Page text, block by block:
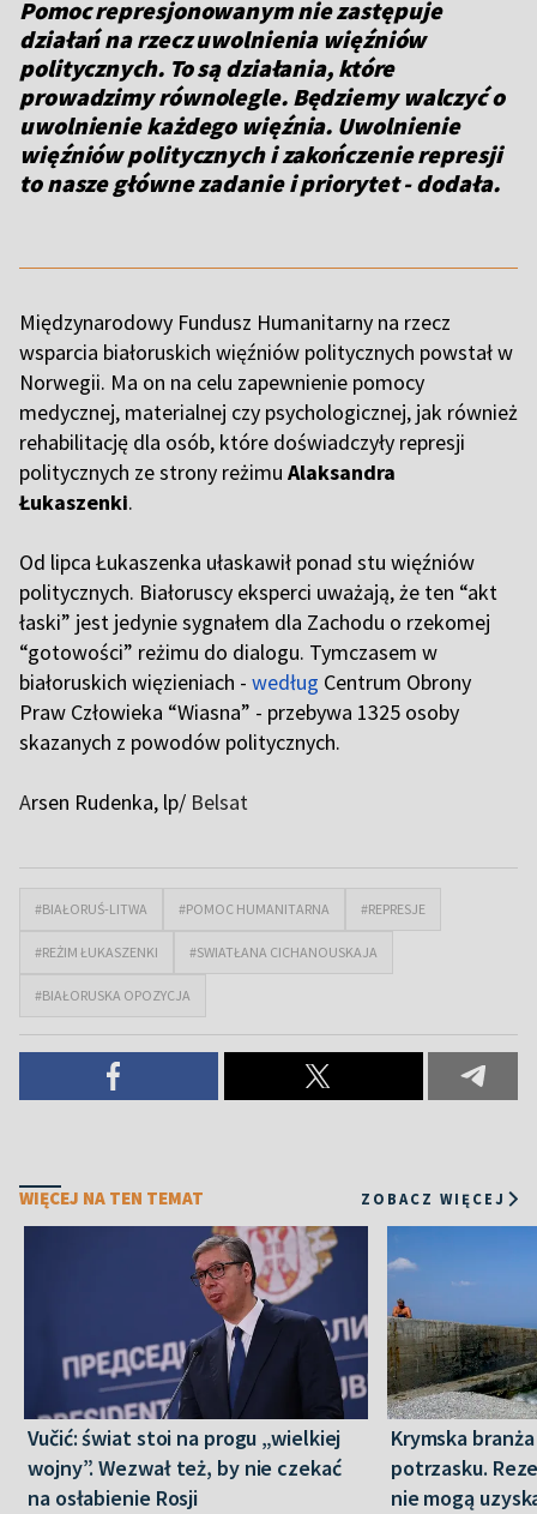
Pomoc represjonowanym nie zastępuje
działań na rzecz uwolnienia więźniów
politycznych. To są działania, które
prowadzimy równolegle. Będziemy walczyć o
uwolnienie każdego więźnia. Uwolnienie
więźniów politycznych i zakończenie represji
to nasze główne zadanie i priorytet - dodała.
Międzynarodowy Fundusz Humanitarny na rzecz
wsparcia białoruskich więźniów politycznych powstał w
Norwegii. Ma on na celu zapewnienie pomocy
medycznej, materialnej czy psychologicznej, jak również
rehabilitację dla osób, które doświadczyły represji
politycznych ze strony reżimu Alaksandra
Łukaszenki.
Od lipca Łukaszenka ułaskawił ponad stu więźniów
politycznych. Białoruscy eksperci uważają, że ten “akt
łaski” jest jedynie sygnałem dla Zachodu o rzekomej
“gotowości” reżimu do dialogu. Tymczasem w
białoruskich więzieniach - według Centrum Obrony
Praw Człowieka “Wiasna” - przebywa 1325 osoby
skazanych z powodów politycznych.
Arsen Rudenka, lp/ Belsat
#BIAŁORUŚ-LITWA #POMOC HUMANITARNA #REPRESJE
#REŻIM ŁUKASZENKI #SWIATŁANA CICHANOUSKAJA
#BIAŁORUSKA OPOZYCJA
WIĘCEJ NA TEN TEMAT ZOBACZ WIĘCEJ
Vučić: świat stoi na progu „wielkiej
wojny”. Wezwał też, by nie czekać
na osłabienie Rosji
Krymska
potrzasku.
nie mogą